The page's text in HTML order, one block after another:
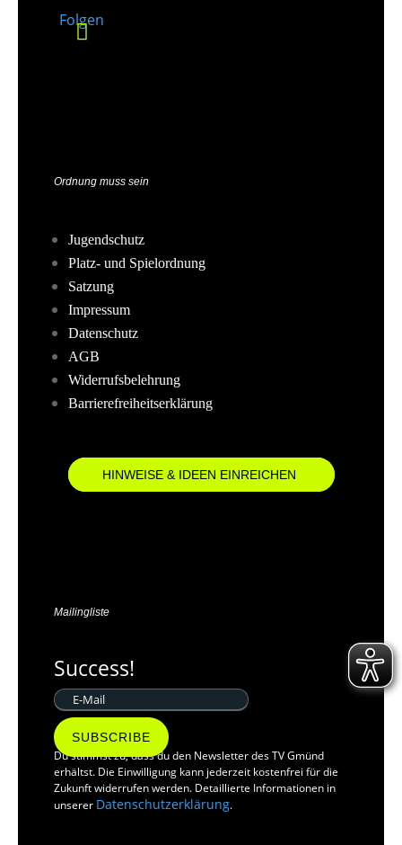
Folgen
Ordnung muss sein
Jugendschutz
Platz- und Spielordnung
Satzung
Impressum
Datenschutz
AGB
Widerrufsbelehrung
Barrierefreiheitserklärung
HINWEISE & IDEEN EINREICHEN
Mailingliste
Success!
SUBSCRIBE
Du stimmst zu, dass du den Newsletter des TV Gmünd
erhältst. Die Einwilligung kann jederzeit kostenfrei für die
Zukunft widerrufen werden. Detaillierte Informationen in
unserer Datenschutzerklärung.